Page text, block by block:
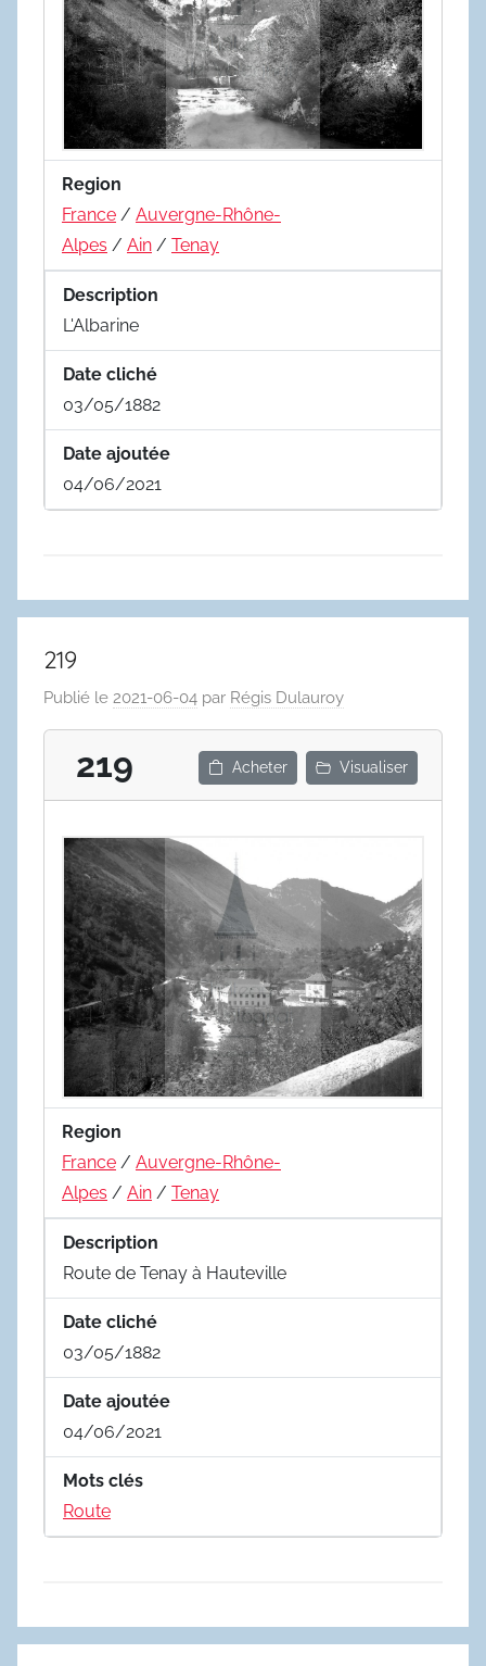
Region
France / Auvergne-Rhône-
Alpes / Ain / Tenay
Description
L'Albarine
Date cliché
03/05/1882
Date ajoutée
04/06/2021
219
Publié le 2021-06-04 par Régis Dulauroy
219 Acheter Visualiser
Region
France / Auvergne-Rhône-
Alpes / Ain / Tenay
Description
Route de Tenay à Hauteville
Date cliché
03/05/1882
Date ajoutée
04/06/2021
Mots clés
Route